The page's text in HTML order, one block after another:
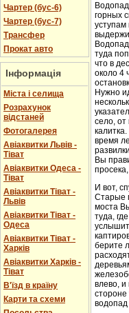
Чартер (бус-6)
Чартер (бус-7)
Трансфер
Прокат авто
Інформація
Міста і селища
Розрахунок
відстаней
Фотогалерея
Авіаквитки Львів -
Тіват
Авіаквитки Одеса -
Тіват
Авіаквитки Тіват -
Львів
Авіаквитки Тіват -
Одеса
Авіаквитки Тіват -
Харків
Авіаквитки Харків -
Тіват
В'їзд в країну
Карти та схеми
горных
уступам
туда
что в
около 4
Нужно
село, от
время
Вы
И вот,
Старые
моста
туда,
берите
влево, и
водопад